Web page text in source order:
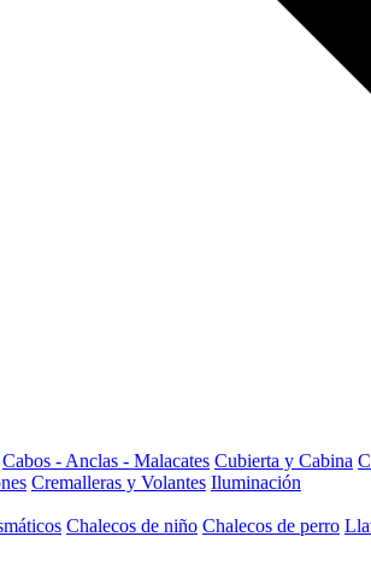
Cabos - Anclas - Malacates Cubierta y Cabina
Cremalleras y Volantes Iluminación
Chalecos de niño Chalecos de perro